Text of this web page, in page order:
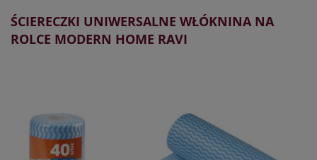
ŚCIERECZKI UNIWERSALNE WŁÓKNINA NA
ROLCE MODERN HOME RAVI